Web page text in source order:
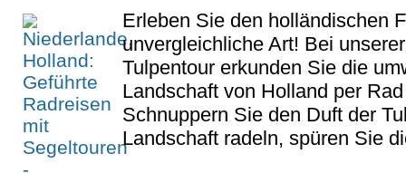
Erleben Sie den holländischen
unvergleichliche Art! Bei
Tulpentour erkunden Sie die
Landschaft von Holland per
Schnuppern Sie den Duft der
Landschaft radeln, spüren Sie